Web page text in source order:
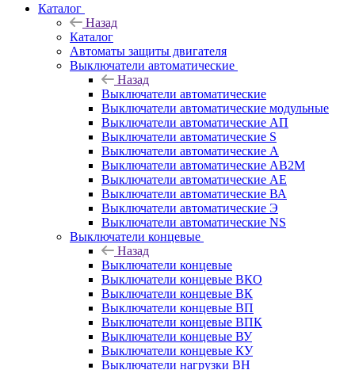
Каталог
Назад
Каталог
Автоматы защиты двигателя
Выключатели автоматические
Назад
Выключатели автоматические
Выключатели автоматические модульные
Выключатели автоматические АП
Выключатели автоматические S
Выключатели автоматические А
Выключатели автоматические АВ2М
Выключатели автоматические АЕ
Выключатели автоматические ВА
Выключатели автоматические Э
Выключатели автоматические NS
Выключатели концевые
Назад
Выключатели концевые
Выключатели концевые ВКО
Выключатели концевые ВК
Выключатели концевые ВП
Выключатели концевые ВПК
Выключатели концевые ВУ
Выключатели концевые КУ
Выключатели нагрузки ВН